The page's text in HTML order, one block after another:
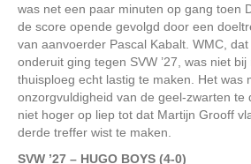
was net een paar minuten op gang toen
de score opende gevolgd door een
van aanvoerder Pascal Kabalt. WMC,
onderuit ging tegen SVW ’27, was niet
thuisploeg echt lastig te maken. Het was
onzorgvuldigheid van de geel-zwarten te
niet hoger op liep tot dat Martijn Grooff
derde treffer wist te maken.
SVW ’27 – HUGO BOYS (4-0)